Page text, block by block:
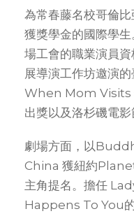
為常春藤名校哥倫
獲獎學金的國際學
場工會的職業演員資
展導演工作坊邀演
When Mom Visits
出獎以及洛杉磯電影
劇場方面，以
China 獲紐約
主角提名。擔任
Happens To You